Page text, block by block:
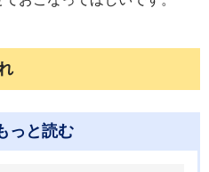
っと読む